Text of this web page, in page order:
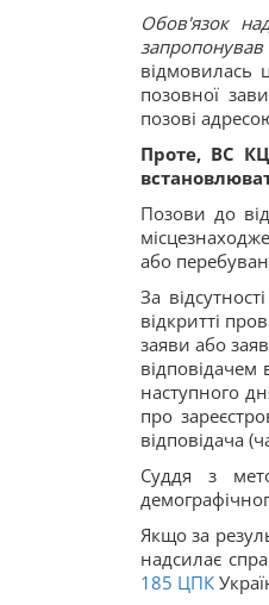
Обов'язок
відмовилась
позовної
позові
Проте, ВС
Позови до
або
За
відкритті
заяви або
відповідачем
наступного
про
відповідача
Суддя з
Якщо за
надсилає
185 ЦПК